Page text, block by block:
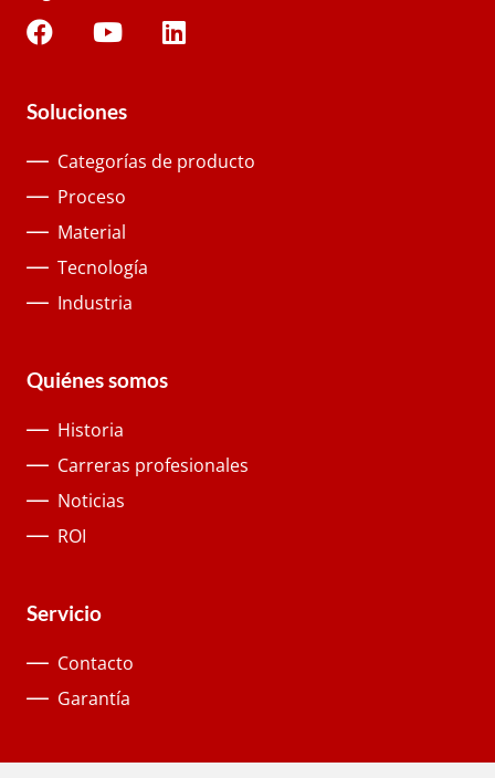
Soluciones
Categorías de producto
Proceso
Material
Tecnología
Industria
Quiénes somos
Historia
Carreras profesionales
Noticias
ROI
Servicio
Contacto
Garantía